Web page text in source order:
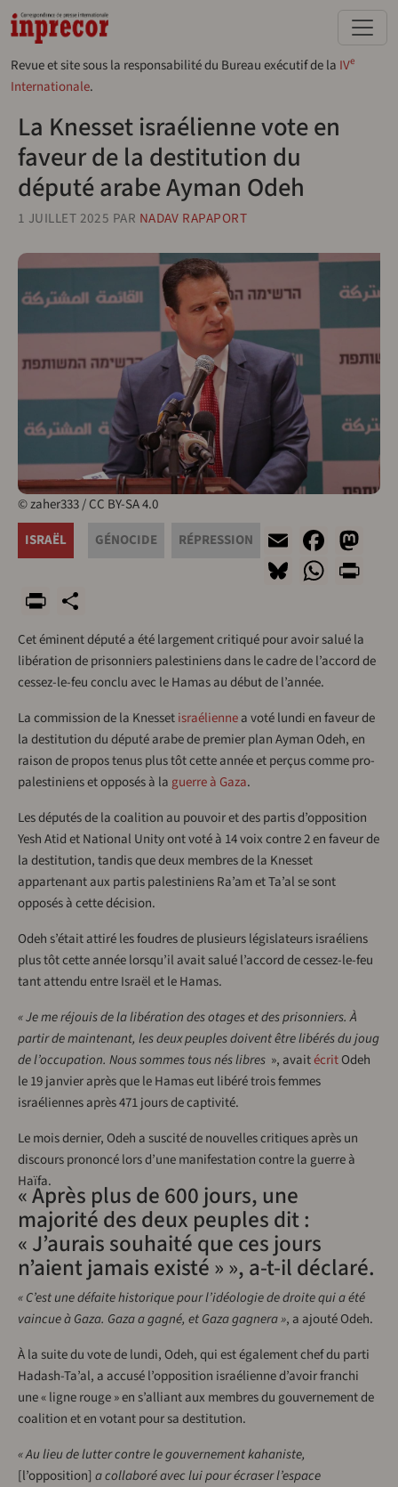
Aller au contenu principal
Revue et site sous la responsabilité du Bureau exécutif de la IVe
Internationale.
La Knesset israélienne vote en
faveur de la destitution du
député arabe Ayman Odeh
1 JUILLET 2025 PAR NADAV RAPAPORT
© zaher333 / CC BY-SA 4.0
ISRAËL
GÉNOCIDE RÉPRESSION Email
Bluesky
PrintFriendly
Cet éminent député a été largement critiqué pour avoir salué la
libération de prisonniers palestiniens dans le cadre de l’accord de
cessez-le-feu conclu avec le Hamas au début de l’année.
La commission de la Knessetisraéliennea voté lundi en faveur de
la destitution du député arabe de premier plan Ayman Odeh, en
raison de propos tenus plus tôt cette année et perçus comme pro-
palestiniens et opposés à laguerre à Gaza.
Les députés de la coalition au pouvoir et des partis d’opposition
Yesh Atid et National Unity ont voté à 14 voix contre 2 en faveur de
la destitution, tandis que deux membres de la Knesset
appartenant aux partis palestiniens Ra’am et Ta’al se sont
opposés à cette décision.
Odeh s’était attiré les foudres de plusieurs législateurs israéliens
plus tôt cette année lorsqu’il avait salué l’accord de cessez-le-feu
tant attendu entre Israël et le Hamas.
« Je me réjouis de la libération des otages et des prisonniers. À
partir de maintenant, les deux peuples doivent être libérés du joug
de l’occupation. Nous sommes tous nés libres », avaitécritOdeh
le 19 janvier après que le Hamas eut libéré trois femmes
israéliennes après 471 jours de captivité.
Le mois dernier, Odeh a suscité de nouvelles critiques après un
discours prononcé lors d’une manifestation contre la guerre à
Haïfa.
« Après plus de 600 jours, une
majorité des deux peuples dit :
« J’aurais souhaité que ces jours
n’aient jamais existé » », a-t-il déclaré.
« C’est une défaite historique pour l’idéologie de droite qui a été
vaincue à Gaza. Gaza a gagné, et Gaza gagnera », a ajouté Odeh.
À la suite du vote de lundi, Odeh, qui est également chef du parti
Hadash-Ta’al, a accusé l’opposition israélienne d’avoir franchi
une « ligne rouge » en s’alliant aux membres du gouvernement de
coalition et en votant pour sa destitution.
« Au lieu de lutter contre le gouvernement kahaniste,
[l’opposition] a collaboré avec lui pour écraser l’espace